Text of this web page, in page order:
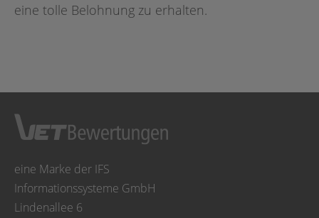
eine tolle Belohnung zu erhalten.
eine Marke der IFS
Informationssysteme GmbH
Lindenallee 6